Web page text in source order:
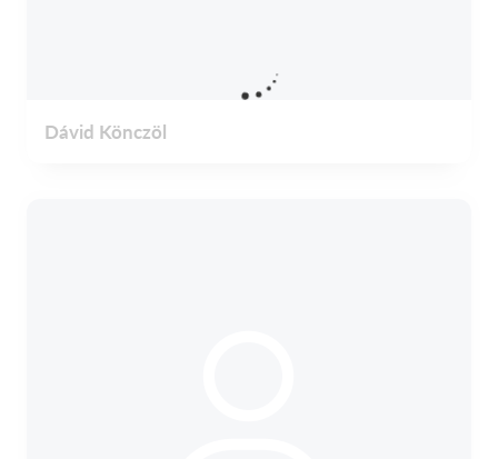
Dávid Könczöl